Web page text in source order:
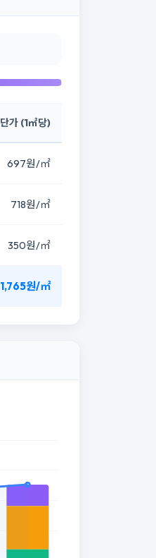
단가 (1㎡당)
697원/㎡
718원/㎡
350원/㎡
1,765원/㎡